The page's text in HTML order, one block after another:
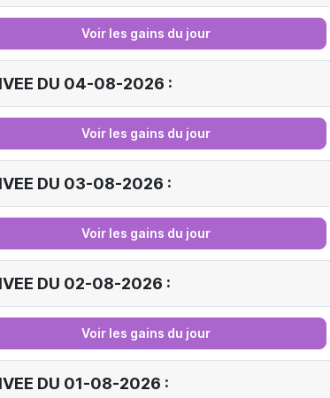
Voir les gains du jour
DU 04-08-2026 :
Voir les gains du jour
DU 03-08-2026 :
Voir les gains du jour
DU 02-08-2026 :
Voir les gains du jour
DU 01-08-2026 :